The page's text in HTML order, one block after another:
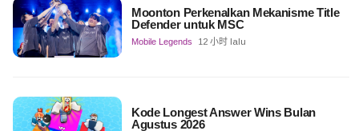
Moonton Perkenalkan Mekanisme Title
Defender untuk MSC
Mobile Legends 12 小时 lalu
Kode Longest Answer Wins Bulan
Agustus 2026